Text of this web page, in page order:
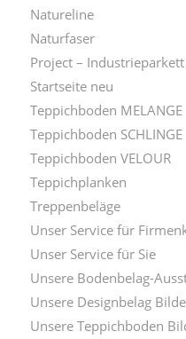
Natureline
Naturfaser
Project –
Startseite neu
Teppichboden MELANGE
Teppichboden SCHLINGE
Teppichboden VELOUR
Teppichplanken
Treppenbeläge
Unser Service für
Unser Service für Sie
Unsere Bodenbelag-
Unsere Designbelag
Unsere Teppichboden